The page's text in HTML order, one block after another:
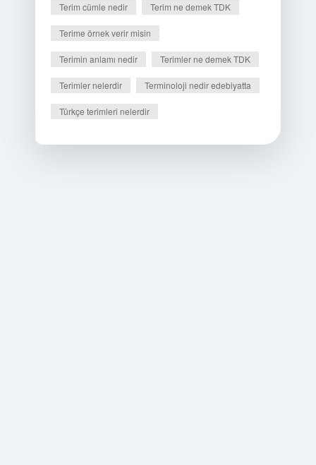
Terim cümle nedir Terim ne demek TDK
Terime örnek verir misin
Terimin anlamı nedir Terimler ne demek TDK
Terimler nelerdir Terminoloji nedir edebiyatta
Türkçe terimleri nelerdir